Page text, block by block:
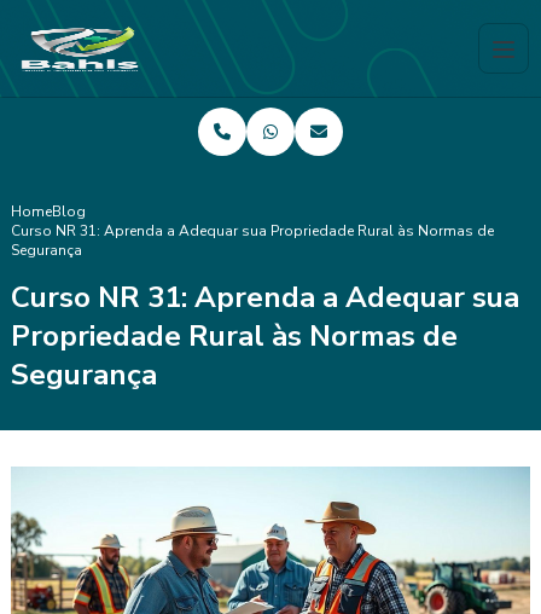
HomeBlog
Curso NR 31: Aprenda a Adequar sua Propriedade Rural às Normas de
Segurança
Curso NR 31: Aprenda a Adequar sua
Propriedade Rural às Normas de
Segurança